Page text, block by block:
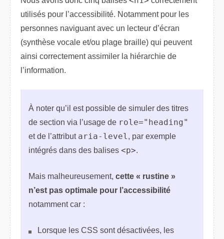
utilisés pour l’accessibilité. Notamment pour les
personnes naviguant avec un lecteur d’écran
(synthèse vocale et/ou plage braille) qui peuvent
ainsi correctement assimiler la hiérarchie de
l’information.
À noter qu’il est possible de simuler des titres
de section via l’usage de role="heading"
et de l’attribut aria-level, par exemple
intégrés dans des balises <p>.
Mais malheureusement, cette « rustine »
n’est pas optimale pour l’accessibilité
notamment car :
Lorsque les CSS sont désactivées, les